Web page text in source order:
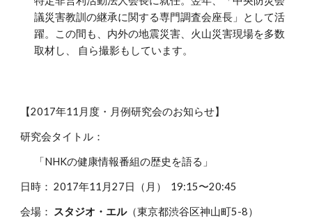
議災害教訓の継承に関する専門調査会座長」として活
躍。この間も、内外の地震災害、火山災害現場を多数
取材し、 自ら撮影もしています。
【2017年11月度・月例研究会のお知らせ】
研究会タイトル：
「NHKの健康情報番組の歴史を語る」
日時： 2017年11月27日（月） 19:15〜20:45
会場： スタジオ・エル（東京都渋谷区神山町5-8）